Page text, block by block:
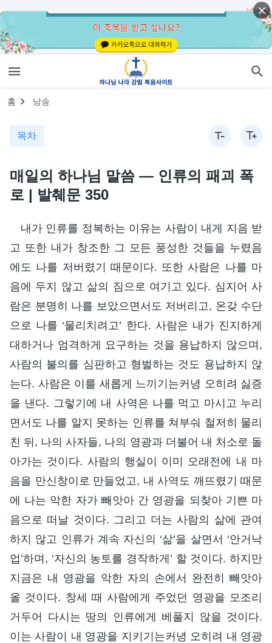
홈 낭송
목차
매일의 하나님 말씀 ― 인류의 패괴 폭
로 | 발췌문 350
내가 인류를 정복하는 이유는 사람이 내게 지음 받
고 또한 내가 창조한 그 모든 풍성한 것들을 누렸음
에도 나를 저버렸기 때문이다. 또한 사람은 나를 마
음에 두지 않고 삶의 짐으로 여기고 있다. 심지어 사
람은 분명히 나를 보았으면서도 저버리고, 온갖 수단
으로 나를 ‘물리치려고’ 한다. 사람은 내가 진지하게
대하거나 엄격하게 요구하는 것을 용납하지 않으며,
사람의 불의를 심판하고 형벌하는 것도 용납하지 않
는다. 사람은 이를 새롭게 느끼기는커녕 오히려 싫증
을 낸다. 그렇기에 내 사역은 나를 먹고 마시고 누리
면서도 나를 알지 못하는 인류를 쳐부숴 철저히 물리
친 뒤, 나의 사자들, 나의 영광과 더불어 내 처소로 돌
아가는 것이다. 사람의 행실이 이미 오래전에 내 마
음을 만신창이로 만들었고, 내 사역도 깨뜨렸기 때문
에 나는 악한 자가 빼앗아 간 영광을 되찾아 기쁜 마
음으로 떠날 것이다. 그리고 더는 사람의 삶에 관여
하지 않고 인류가 계속 자신의 ‘삶’을 살면서 ‘안거낙
업’하며, ‘자신의 농토를 경작하게’ 할 것이다. 하지만
지금은 내 영광을 악한 자의 손에서 완전히 빼앗아
올 것이다. 창세 때 사람에게 주었던 영광을 모조리
거두어 다시는 땅의 인류에게 베풀지 않을 것이다.
이는 사람이 내 영광을 지키기는커녕 오히려 내 영광